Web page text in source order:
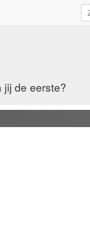
de eerste?